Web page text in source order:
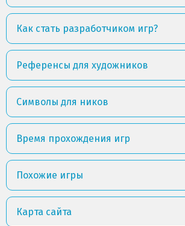
Как стать разработчиком игр?
Референсы для художников
Символы для ников
Время прохождения игр
Похожие игры
Карта сайта